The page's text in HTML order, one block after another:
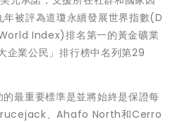
年被評為道瓊永續發展世界指數(D
Index)排名第一的黃金礦業
企業公民」排行榜中名列第29
最重要標準是並將始終是保證每
、Ahafo North和Cerro